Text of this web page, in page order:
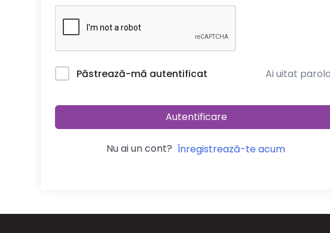
Păstrează-mă autentificat Ai uitat
Autentificare
Nu ai un cont? Înregistrează-te acum